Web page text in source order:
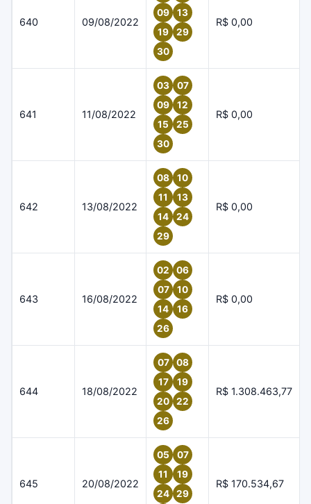
640 09/08/2022
09
13
19
29
30
R$ 0,00
641 11/08/2022
03
07
09
12
15
25
30
R$ 0,00
642 13/08/2022
08
10
11
13
14
24
29
R$ 0,00
643 16/08/2022
02
06
07
10
14
16
26
R$ 0,00
644 18/08/2022
07
08
17
19
20
22
26
R$ 1.308.463,77
645 20/08/2022
05
07
11
19
24
29
R$ 170.534,67